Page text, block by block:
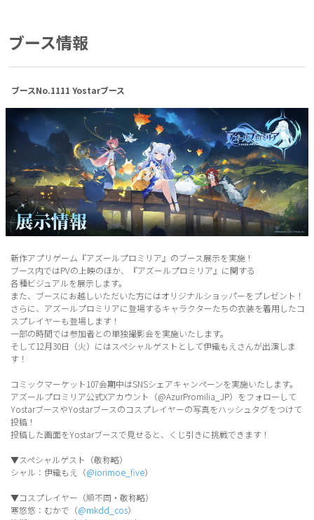
ブース情報
ブースNo.1111 Yostarブース
新作アプリゲーム『アズールプロミリア』のブース展示を実施！
ブース内ではPVの上映のほか、『アズールプロミリア』に関する
各種ビジュアルを展示します。
また、ブースにお越しいただいた方にはオリジナルショッパーをプレゼント！
さらに、アズールプロミリアに登場するキャラクターたちの衣装を着用したコ
スプレイヤーも登場します！
一部の時間では参加者との単独撮影会を実施いたします。
そして12月30日（火）にはスペシャルゲストとして伊織もえさんが出演しま
す！
コミックマーケット107会期中はSNSシェアキャンペーンを実施いたします。
アズールプロミリア公式Xアカウント（@AzurPromilia_JP）をフォローして
YostarブースやYostarブースのコスプレイヤーの写真をハッシュタグをつけて
投稿！
投稿した画面をYostarブースで見せると、くじ引きに挑戦できます！
▼スペシャルゲスト（敬称略）
シャル：伊織もえ（@iorimoe_five）
▼コスプレイヤー（順不同・敬称略）
寒悠悠：むかで（@mkdd_cos）